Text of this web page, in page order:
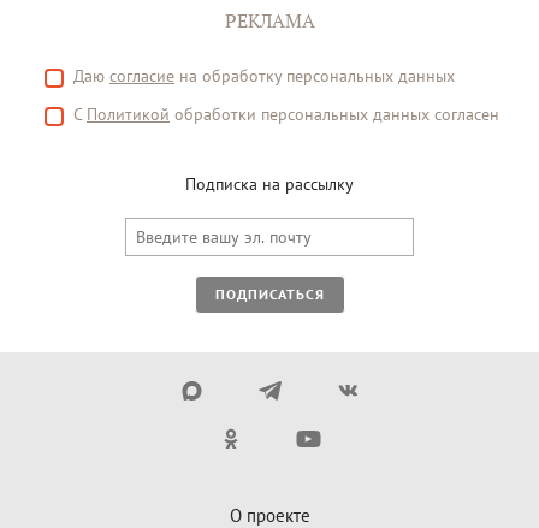
РЕКЛАМА
Даю согласие на обработку персональных данных
С Политикой обработки персональных данных согласен
Подписка на рассылку
ПОДПИСАТЬСЯ
О проекте